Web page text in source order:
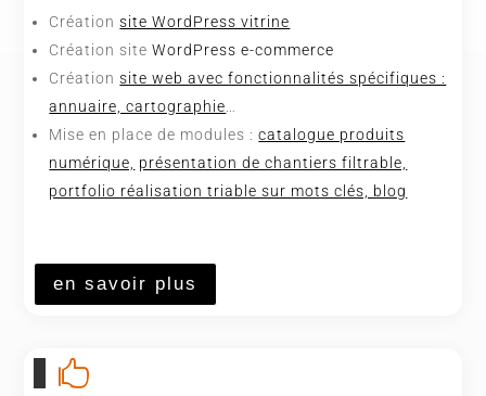
Créationsite WordPress vitrine
Création siteWordPress e-commerce
Créationsite web avec fonctionnalités spécifiques :
annuaire, cartographie
Mise en place de modules :catalogue produits
numérique,
présentation de chantiers filtrable,
portfolio réalisation triable sur mots clés, blog
en savoir plus
